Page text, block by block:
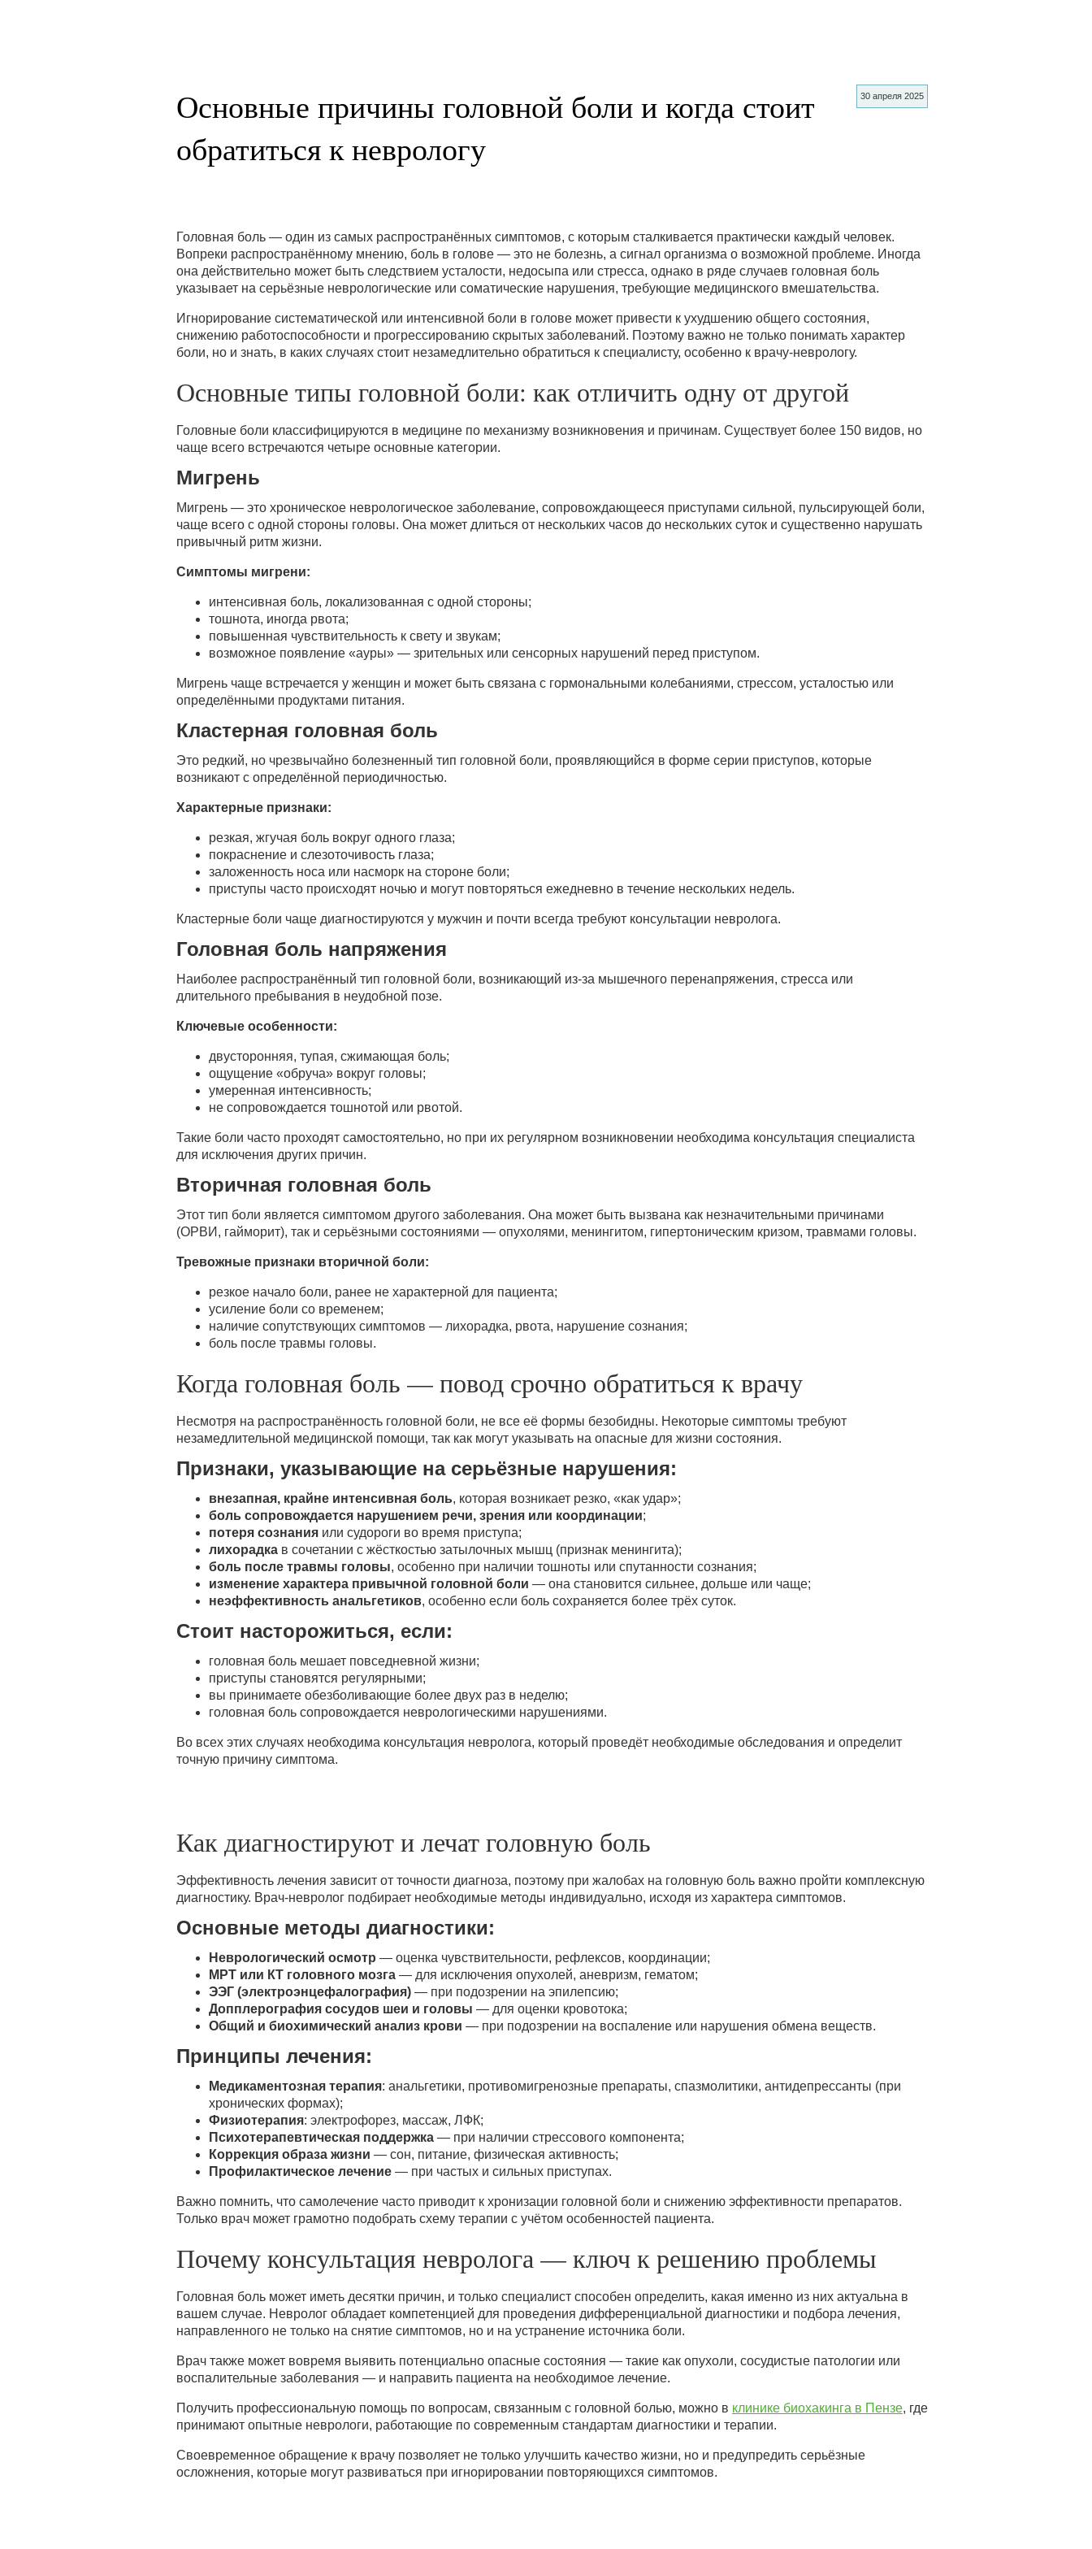
30 апреля 2025
Основные причины головной боли и когда стоит
обратиться к неврологу
Головная боль — один из самых распространённых симптомов, с которым сталкивается практически каждый человек.
Вопреки распространённому мнению, боль в голове — это не болезнь, а сигнал организма о возможной проблеме. Иногда
она действительно может быть следствием усталости, недосыпа или стресса, однако в ряде случаев головная боль
указывает на серьёзные неврологические или соматические нарушения, требующие медицинского вмешательства.
Игнорирование систематической или интенсивной боли в голове может привести к ухудшению общего состояния,
снижению работоспособности и прогрессированию скрытых заболеваний. Поэтому важно не только понимать характер
боли, но и знать, в каких случаях стоит незамедлительно обратиться к специалисту, особенно к врачу-неврологу.
Основные типы головной боли: как отличить одну от другой
Головные боли классифицируются в медицине по механизму возникновения и причинам. Существует более 150 видов, но
чаще всего встречаются четыре основные категории.
Мигрень
Мигрень — это хроническое неврологическое заболевание, сопровождающееся приступами сильной, пульсирующей боли,
чаще всего с одной стороны головы. Она может длиться от нескольких часов до нескольких суток и существенно нарушать
привычный ритм жизни.
Симптомы мигрени:
интенсивная боль, локализованная с одной стороны;
тошнота, иногда рвота;
повышенная чувствительность к свету и звукам;
возможное появление «ауры» — зрительных или сенсорных нарушений перед приступом.
Мигрень чаще встречается у женщин и может быть связана с гормональными колебаниями, стрессом, усталостью или
определёнными продуктами питания.
Кластерная головная боль
Это редкий, но чрезвычайно болезненный тип головной боли, проявляющийся в форме серии приступов, которые
возникают с определённой периодичностью.
Характерные признаки:
резкая, жгучая боль вокруг одного глаза;
покраснение и слезоточивость глаза;
заложенность носа или насморк на стороне боли;
приступы часто происходят ночью и могут повторяться ежедневно в течение нескольких недель.
Кластерные боли чаще диагностируются у мужчин и почти всегда требуют консультации невролога.
Головная боль напряжения
Наиболее распространённый тип головной боли, возникающий из-за мышечного перенапряжения, стресса или
длительного пребывания в неудобной позе.
Ключевые особенности:
двусторонняя, тупая, сжимающая боль;
ощущение «обруча» вокруг головы;
умеренная интенсивность;
не сопровождается тошнотой или рвотой.
Такие боли часто проходят самостоятельно, но при их регулярном возникновении необходима консультация специалиста
для исключения других причин.
Вторичная головная боль
Этот тип боли является симптомом другого заболевания. Она может быть вызвана как незначительными причинами
(ОРВИ, гайморит), так и серьёзными состояниями — опухолями, менингитом, гипертоническим кризом, травмами головы.
Тревожные признаки вторичной боли:
резкое начало боли, ранее не характерной для пациента;
усиление боли со временем;
наличие сопутствующих симптомов — лихорадка, рвота, нарушение сознания;
боль после травмы головы.
Когда головная боль — повод срочно обратиться к врачу
Несмотря на распространённость головной боли, не все её формы безобидны. Некоторые симптомы требуют
незамедлительной медицинской помощи, так как могут указывать на опасные для жизни состояния.
Признаки, указывающие на серьёзные нарушения:
внезапная, крайне интенсивная боль, которая возникает резко, «как удар»;
боль сопровождается нарушением речи, зрения или координации;
потеря сознания или судороги во время приступа;
лихорадка в сочетании с жёсткостью затылочных мышц (признак менингита);
боль после травмы головы, особенно при наличии тошноты или спутанности сознания;
изменение характера привычной головной боли — она становится сильнее, дольше или чаще;
неэффективность анальгетиков, особенно если боль сохраняется более трёх суток.
Стоит насторожиться, если:
головная боль мешает повседневной жизни;
приступы становятся регулярными;
вы принимаете обезболивающие более двух раз в неделю;
головная боль сопровождается неврологическими нарушениями.
Во всех этих случаях необходима консультация невролога, который проведёт необходимые обследования и определит
точную причину симптома.
Как диагностируют и лечат головную боль
Эффективность лечения зависит от точности диагноза, поэтому при жалобах на головную боль важно пройти комплексную
диагностику. Врач-невролог подбирает необходимые методы индивидуально, исходя из характера симптомов.
Основные методы диагностики:
Неврологический осмотр — оценка чувствительности, рефлексов, координации;
МРТ или КТ головного мозга — для исключения опухолей, аневризм, гематом;
ЭЭГ (электроэнцефалография) — при подозрении на эпилепсию;
Допплерография сосудов шеи и головы — для оценки кровотока;
Общий и биохимический анализ крови — при подозрении на воспаление или нарушения обмена веществ.
Принципы лечения:
Медикаментозная терапия: анальгетики, противомигренозные препараты, спазмолитики, антидепрессанты (при
хронических формах);
Физиотерапия: электрофорез, массаж, ЛФК;
Психотерапевтическая поддержка — при наличии стрессового компонента;
Коррекция образа жизни — сон, питание, физическая активность;
Профилактическое лечение — при частых и сильных приступах.
Важно помнить, что самолечение часто приводит к хронизации головной боли и снижению эффективности препаратов.
Только врач может грамотно подобрать схему терапии с учётом особенностей пациента.
Почему консультация невролога — ключ к решению проблемы
Головная боль может иметь десятки причин, и только специалист способен определить, какая именно из них актуальна в
вашем случае. Невролог обладает компетенцией для проведения дифференциальной диагностики и подбора лечения,
направленного не только на снятие симптомов, но и на устранение источника боли.
Врач также может вовремя выявить потенциально опасные состояния — такие как опухоли, сосудистые патологии или
воспалительные заболевания — и направить пациента на необходимое лечение.
Получить профессиональную помощь по вопросам, связанным с головной болью, можно в клинике биохакинга в Пензе, где
принимают опытные неврологи, работающие по современным стандартам диагностики и терапии.
Своевременное обращение к врачу позволяет не только улучшить качество жизни, но и предупредить серьёзные
осложнения, которые могут развиваться при игнорировании повторяющихся симптомов.